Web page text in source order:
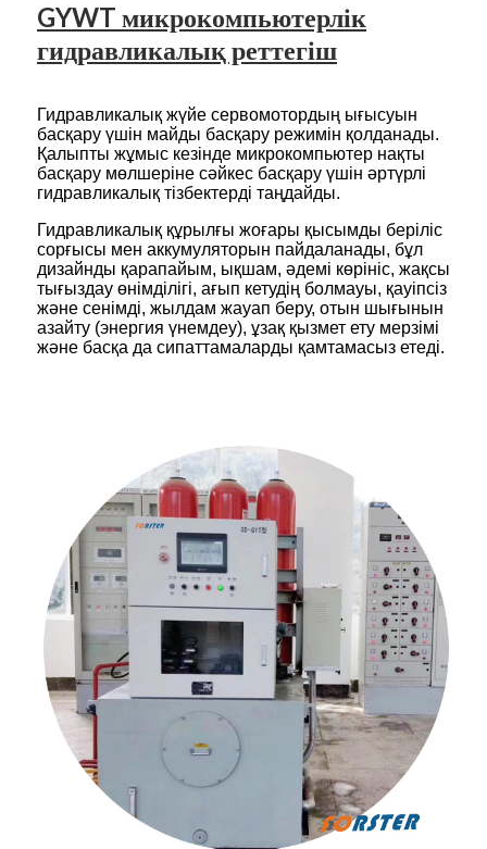
GYWT микрокомпьютерлік
гидравликалық реттегіш
Гидравликалық жүйе сервомотордың ығысуын
басқару үшін майды басқару режимін қолданады.
Қалыпты жұмыс кезінде микрокомпьютер нақты
басқару мөлшеріне сәйкес басқару үшін әртүрлі
гидравликалық тізбектерді таңдайды.
Гидравликалық құрылғы жоғары қысымды беріліс
сорғысы мен аккумуляторын пайдаланады, бұл
дизайнды қарапайым, ықшам, әдемі көрініс, жақсы
тығыздау өнімділігі, ағып кетудің болмауы, қауіпсіз
және сенімді, жылдам жауап беру, отын шығынын
азайту (энергия үнемдеу), ұзақ қызмет ету мерзімі
және басқа да сипаттамаларды қамтамасыз етеді.